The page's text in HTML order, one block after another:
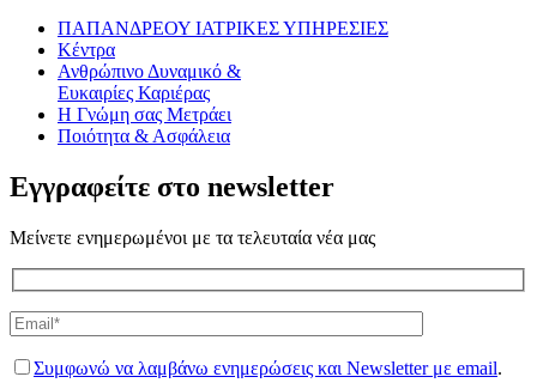
ΠΑΠΑΝΔΡΕΟΥ ΙΑΤΡΙΚΕΣ ΥΠΗΡΕΣΙΕΣ
Κέντρα
Ανθρώπινο Δυναμικό &
Ευκαιρίες Καριέρας
Η Γνώμη σας Μετράει
Ποιότητα & Ασφάλεια
Εγγραφείτε στο newsletter
Μείνετε ενημερωμένοι με τα τελευταία νέα μας
Συμφωνώ να λαμβάνω ενημερώσεις και Newsletter με email.